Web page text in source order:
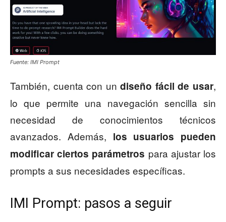
Fuente: IMI Prompt
También, cuenta con undiseño fácil de usar,
lo que permite una navegación sencilla sin
necesidad de conocimientos técnicos
avanzados. Además, los usuarios pueden
modificar ciertos parámetros para ajustar los
prompts a sus necesidades específicas.
IMI Prompt: pasos a seguir